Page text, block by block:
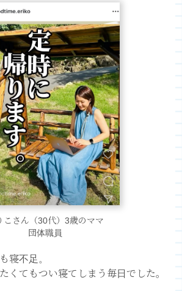
こさん（30代）3歳のママ
団体職員
寝不足。
くてもつい寝てしまう毎日でした。